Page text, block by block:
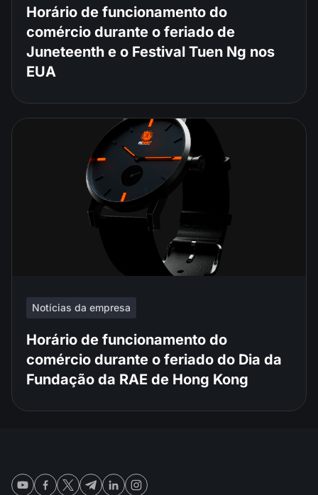
Horário de funcionamento do
comércio durante o feriado de
Juneteenth e o Festival Tuen Ng nos
EUA
Notícias da empresa
Horário de funcionamento do
comércio durante o feriado do Dia da
Fundação da RAE de Hong Kong